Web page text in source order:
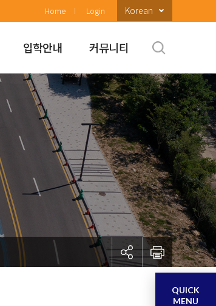
Home Login Korean
입학안내 커뮤니티
QUICK
MENU